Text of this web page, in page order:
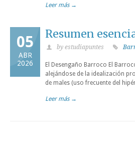
Leer más →
05
ABR
2026
Resumen
by estudiapuntes
El Desengaño Barroco El
alejándose de la idealización
de males (uso frecuente del
Leer más →